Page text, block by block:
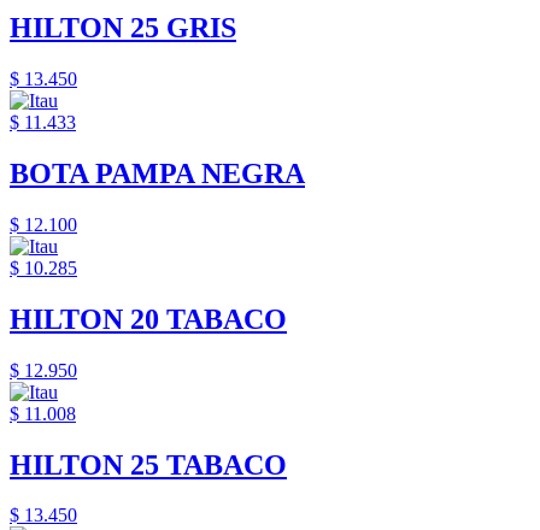
HILTON 25 GRIS
$ 13.450
$ 11.433
BOTA PAMPA NEGRA
$ 12.100
$ 10.285
HILTON 20 TABACO
$ 12.950
$ 11.008
HILTON 25 TABACO
$ 13.450